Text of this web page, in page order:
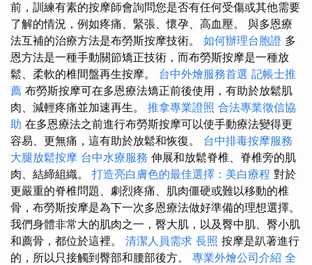
前，訓練有素的按摩師會詢問您是否有任何受傷或其他需要
了解的情況，例如疼痛、緊張、懷孕、高血壓。 與多恩療
法互補的治療方法是布勞斯按摩技術。 如何辦理台胞證 多
恩方法是一種手動關節矯正技術，而布勞斯按摩是一種放
鬆、柔軟的椎間盤再生按摩。 台中外燴服務首選 記帳士推
薦 布勞斯按摩可在多恩療法矯正前後使用，有助於放鬆肌
肉、減輕疼痛並加速再生。 推拿專業證照 合法專業徵信協
助 在多恩療法之前進行布勞斯按摩可以使手動療法變得更
容易、更無痛，這有助於放鬆和恢復。 台中排毒按摩服務
大腿放鬆按摩 台中水療服務 伸展和放鬆脊椎、脊椎旁的肌
肉、結締組織。 打造亮白膚色的最佳選擇：美白療程 對於
更嚴重的脊椎問題、劇烈疼痛、肌肉僵硬或難以移動的椎
骨，布勞斯按摩是為下一次多恩療法做好準備的理想選擇。
我們身體非常大的肌肉之一，臀大肌，以及臀中肌、臀小肌
和薦骨，都位於這裡。 清潔人員需求 長照 按摩是趴著進行
的，所以只接觸到臀部和腰部後方。 專業外燴公司介紹 全